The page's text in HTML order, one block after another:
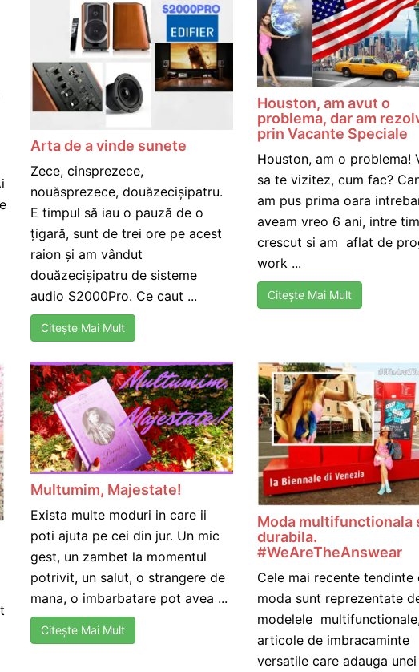
Arta de a vinde sunete
Zece, cinsprezece,
nouăsprezece, douăzecișipatru.
E timpul să iau o pauză de o
țigară, sunt de trei ore pe acest
raion și am vândut
douăzecișipatru de sisteme
audio S2000Pro. Ce caut ...
Citește Mai Mult
Houston, am avut o
problema, dar am
prin Vacante Speciale
Houston, am o problema!
sa te vizitez, cum fac?
am pus prima oara
aveam vreo 6 ani, intre
crescut si am aflat de
work ...
Citește Mai Mult
Multumim, Majestate!
Exista multe moduri in care ii
poti ajuta pe cei din jur. Un mic
gest, un zambet la momentul
potrivit, un salut, o strangere de
mana, o imbarbatare pot avea ...
Citește Mai Mult
Moda multifunctionala
durabila.
#WeAreTheAnswear
Cele mai recente tendinte
moda sunt reprezentate
modelele
articole de imbracaminte
versatile care adauga unei